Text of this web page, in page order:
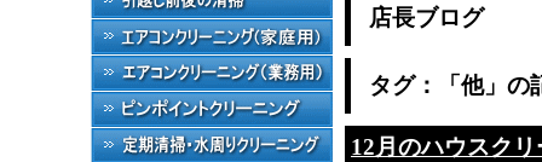
店長ブログ
タグ：「他」の
12月のハウスク